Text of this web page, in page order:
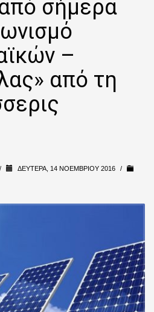
σήμερα
–
από τη
/ ΔΕΥΤΈΡΑ, 14 ΝΟΕΜΒΡΊΟΥ 2016
/